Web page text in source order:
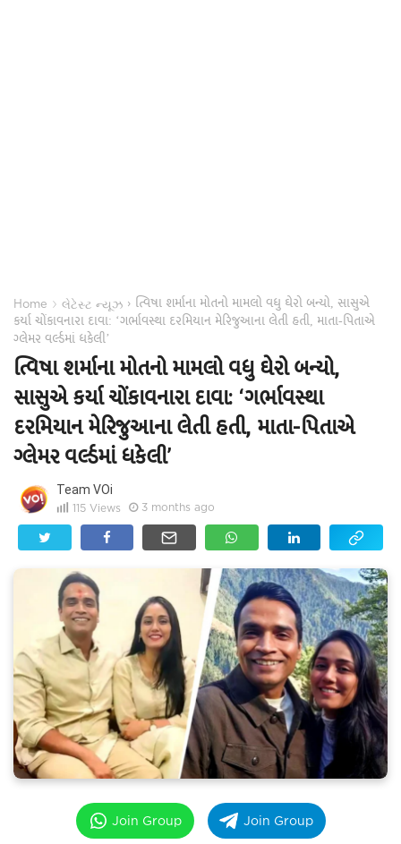
Home › લેટેસ્ટ ન્યૂઝ › ત્વિષા શર્માના મોતનો મામલો વધુ ઘેરો બન્યો, સાસુએ
કર્યા ચોંકાવનારા દાવા: ‘ગર્ભાવસ્થા દરમિયાન મેરિજુઆના લેતી હતી, માતા-પિતાએ
ગ્લેમર વર્લ્ડમાં ધકેલી’
ત્વિષા શર્માના મોતનો મામલો વધુ ઘેરો બન્યો,
સાસુએ કર્યા ચોંકાવનારા દાવા: ‘ગર્ભાવસ્થા
દરમિયાન મેરિજુઆના લેતી હતી, માતા-પિતાએ
ગ્લેમર વર્લ્ડમાં ધકેલી’
Team VOi
115 Views 3 months ago
Join Group Join Group